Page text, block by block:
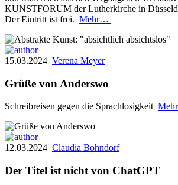
KUNSTFORUM der Lutherkirche in
Der Eintritt ist frei. Mehr…
15.03.2024 Verena Meyer
Grüße von Anderswo
Schreibreisen gegen die Sprachlosigkeit
12.03.2024 Claudia Bohndorf
Der Titel ist nicht von ChatGPT